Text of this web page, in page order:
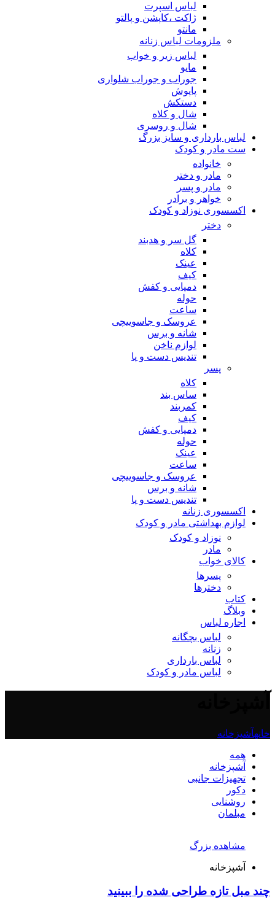
لباس اسپرت
ژاکت ،کاپشن و پالتو
مانتو
ملزومات لباس زنانه
لباس زیر و خواب
مایو
جوراب و جوراب شلواری
پاپوش
دستکش
شال و کلاه
شال و روسری
لباس بارداری و سایز بزرگ
ست مادر و کودک
خانواده
مادر و دختر
مادر و پسر
خواهر و برادر
اکسسوری نوزاد و کودک
دختر
گل سر و هدبند
کلاه
عینک
کیف
دمپایی و کفش
حوله
ساعت
عروسک و جاسوییچی
شانه و برس
لوازم ناخن
تندیس دست و پا
پسر
کلاه
ساس بند
کمربند
کیف
دمپایی و کفش
حوله
عینک
ساعت
عروسک و جاسوییچی
شانه و برس
تندیس دست و پا
اکسسوری زنانه
لوازم بهداشتی مادر و کودک
نوزاد و کودک
مادر
کالای خواب
پسرها
دخترها
کتاب
وبلاگ
اجاره لباس
لباس بچگانه
زنانه
لباس بارداری
لباس مادر و کودک
خانهآشپزخانه
همه
آشپزخانه
تجهیزات جانبی
دکور
روشنایی
مبلمان
مشاهده بزرگ
آشپزخانه
چند مبل تازه طراحی شده را ببینید